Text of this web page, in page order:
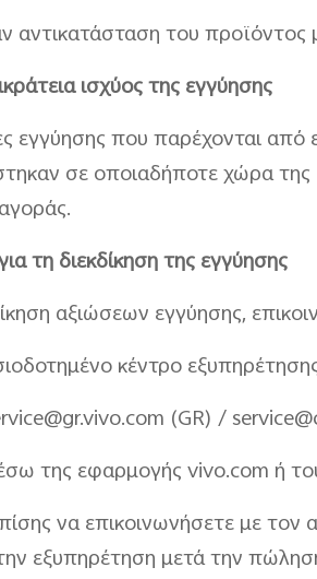
αντικατάσταση του προϊόντος
ισχύος της εγγύησης
εγγύησης που παρέχονται από
σε οποιαδήποτε χώρα της
τη διεκδίκηση της εγγύησης
αξιώσεων εγγύησης,
κέντρο
(GR) /
της εφαρμογής vivo.com ή
να επικοινωνήσετε με
εξυπηρέτηση μετά την